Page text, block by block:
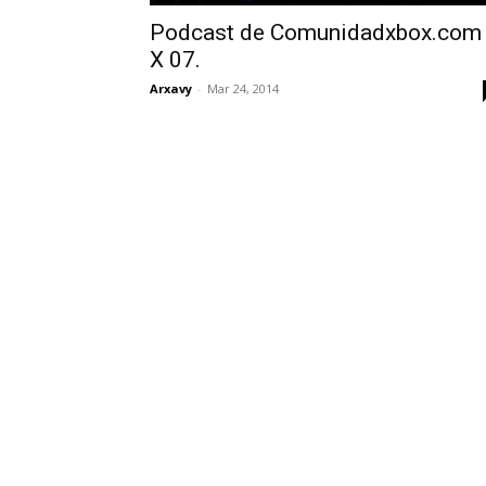
Podcast de Comunidadxbox.com
X 07.
Arxavy - Mar 24, 2014